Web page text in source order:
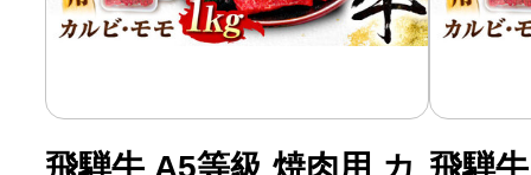
飛騨牛 A5等級 焼肉用 カ 飛騨